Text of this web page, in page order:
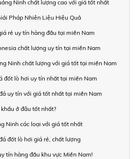
Ninh chất lượng cao với giá tốt nhất
Pháp Nhiên Liệu Hiệu Quả
rẻ uy tín hàng đầu tại miền Nam
chất lượng uy tín tại miền Nam
Ninh chất lượng với giá tốt tại miền Nam
đốt lò hơi uy tín nhất tại miền Nam
uy tín với giá tốt nhất tại miền Nam
ở đâu tốt nhất?
Ninh các loại với giá tốt nhất
đốt lò hơi giá rẻ, chất lượng
tín hàng đầu khu vực Miền Nam!